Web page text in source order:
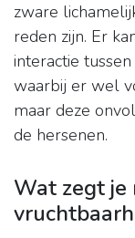
zware
reden zijn. Er
interactie
waarbij er wel
maar deze
de hersenen.
Wat zegt je